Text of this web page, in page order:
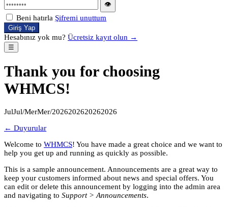
👁
Beni hatırla Şifremi unuttum
Giriş Yap
Hesabınız yok mu? Ücretsiz kayıt olun →
☰
Thank you for choosing
WHMCS!
JulJul/MerMer/2026202620262026
← Duyurular
Welcome to WHMCS! You have made a great choice and we want to
help you get up and running as quickly as possible.
This is a sample announcement. Announcements are a great way to
keep your customers informed about news and special offers. You
can edit or delete this announcement by logging into the admin area
and navigating to Support > Announcements.